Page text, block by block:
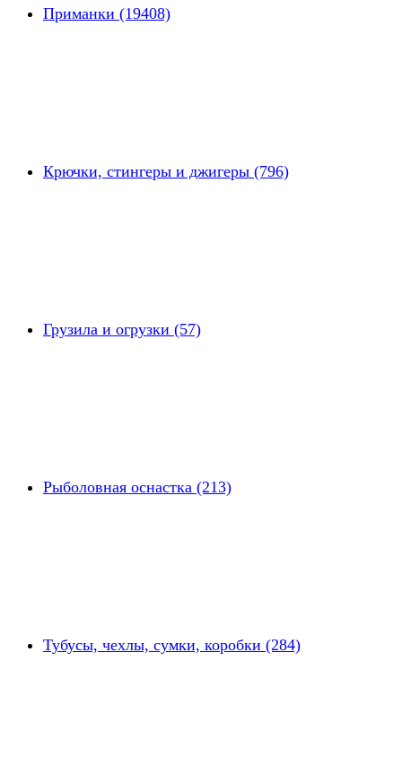
Приманки (19408)
Крючки, стингеры и джигеры (796)
Грузила и огрузки (57)
Рыболовная оснастка (213)
Тубусы, чехлы, сумки, коробки (284)